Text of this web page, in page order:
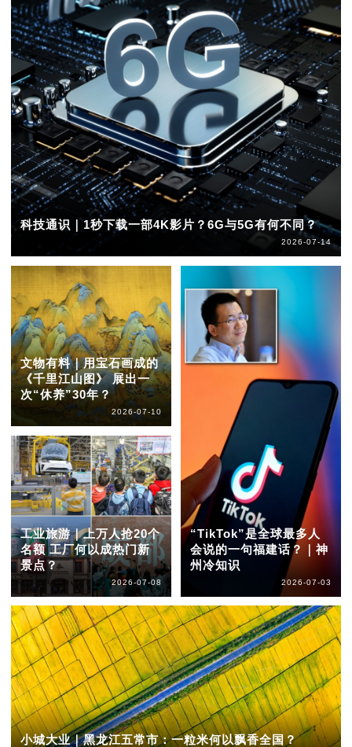
科技通识｜1秒下载一部4K影片？6G与5G有何不同？
2026-07-14
文物有料｜用宝石画成的
《千里江山图》 展出一
次“休养”30年？
2026-07-10
工业旅游｜上万人抢20个
名额 工厂何以成热门新
景点？
2026-07-08
“TikTok”是全球最多人
会说的一句福建话？｜神
州冷知识
2026-07-03
小城大业｜黑龙江五常市：一粒米何以飘香全国？